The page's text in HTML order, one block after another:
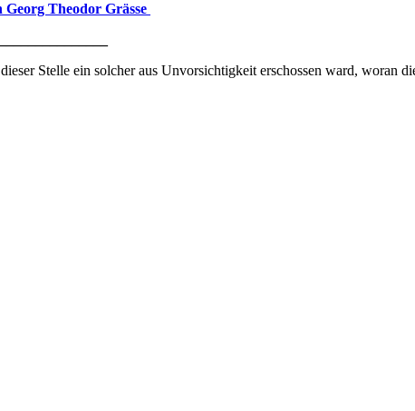
Georg Theodor Grässe
Stelle ein solcher aus Unvorsichtigkeit erschossen ward, woran